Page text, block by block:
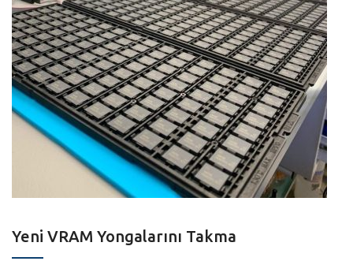
Yeni VRAM Yongalarını Takma